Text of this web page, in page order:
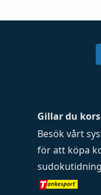
Gillar du
Besök vårt
för att köpa